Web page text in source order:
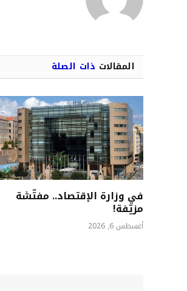
المقالات ذات الصلة
في وزارة الإقتصاد.. مفتّشة
مزيّفة!
أغسطس 6, 2026